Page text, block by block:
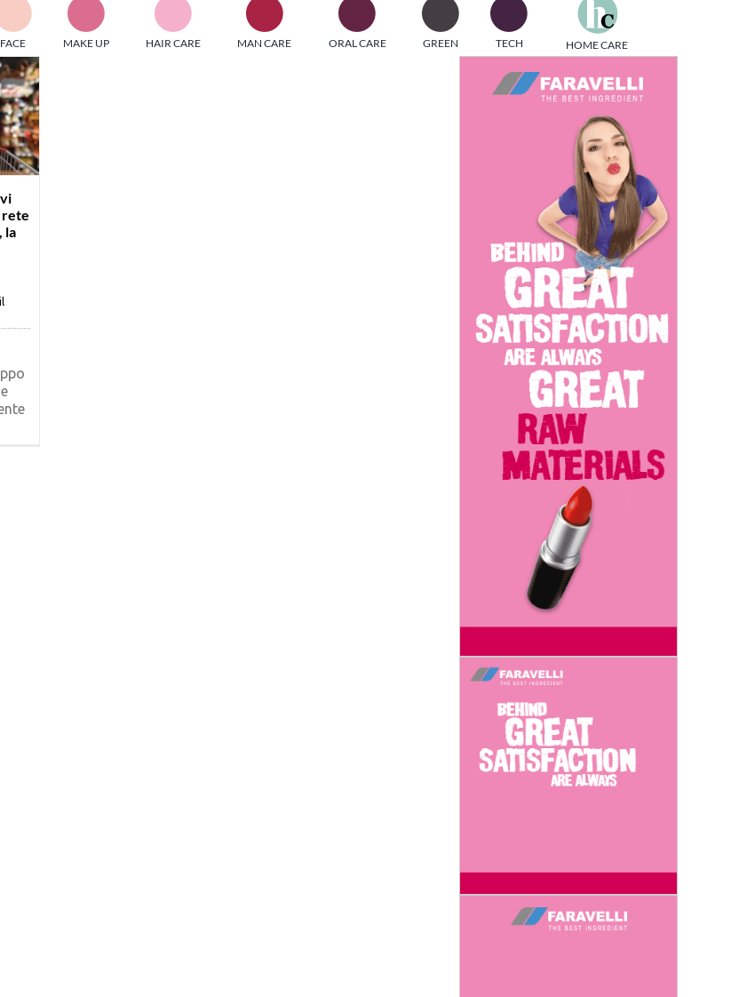
racchiude un pool di società di comunicazione
nell’informazione b2b. Edizioni Turbo, in
attraverso numerose riviste verticali, fornisce strumenti di
che coinvolgono gli attori nei settori beauty, food,
entertainment e sport.
FACE MAKE UP HAIR CARE MAN CARE ORAL CARE GREEN TECH HOME CARE
rete
la